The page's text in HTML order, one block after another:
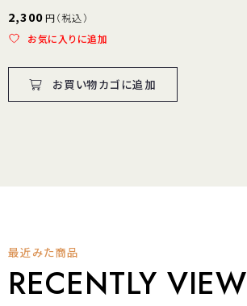
2,300 円（税込）
お気に入りに追加
お買い物カゴに追加
最近みた商品
RECENTLY VIEW